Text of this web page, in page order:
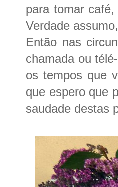
para tomar
Verdade
Então nas
chamada ou
os tempos que
que espero que
saudade destas